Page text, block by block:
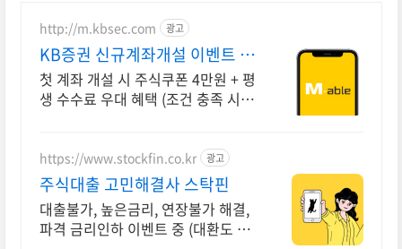
http://m.kbsec.com 광고
KB증권 신규계좌개설 이벤트 국
내주식쿠폰 최대 5만원
첫 계좌 개설 시 주식쿠폰 4만원 + 평
생 수수료 우대 혜택 (조건 충족 시)
https://www.stockfin.co.kr 광고
주식대출 고민해결사 스탁핀
대출불가, 높은금리, 연장불가 해결,
파격 금리인하 이벤트 중 (대환도 가